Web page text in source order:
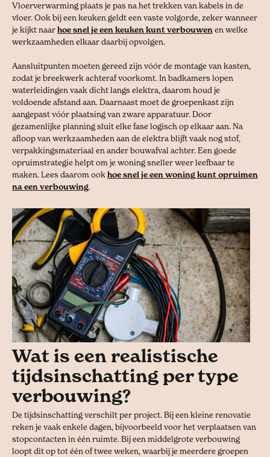
Vloerverwarming plaats je pas na het trekken van kabels in de
vloer. Ook bij een keuken geldt een vaste volgorde, zeker wanneer
je kijkt naarhoe snel je een keuken kunt verbouwenen welke
werkzaamheden elkaar daarbij opvolgen.
Aansluitpunten moeten gereed zijn vóór de montage van kasten,
zodat je breekwerk achteraf voorkomt. In badkamers lopen
waterleidingen vaak dicht langs elektra, daarom houd je
voldoende afstand aan. Daarnaast moet de groepenkast zijn
aangepast vóór plaatsing van zware apparatuur. Door
gezamenlijke planning sluit elke fase logisch op elkaar aan. Na
afloop van werkzaamheden aan de elektra blijft vaak nog stof,
verpakkingsmateriaal en ander bouwafval achter. Een goede
opruimstrategie helpt om je woning sneller weer leefbaar te
maken. Lees daarom ook hoe snel je een woning kunt opruimen
na een verbouwing.
Wat is een realistische
tijdsinschatting per type
verbouwing?
De tijdsinschatting verschilt per project. Bij een kleine renovatie
reken je vaak enkele dagen, bijvoorbeeld voor het verplaatsen van
stopcontacten in één ruimte. Bij een middelgrote verbouwing
loopt dit op tot één of twee weken, waarbij je meerdere groepen